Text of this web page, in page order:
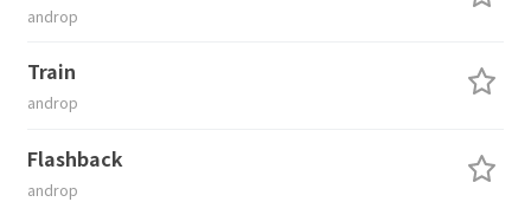
androp
Train
androp
Flashback
androp